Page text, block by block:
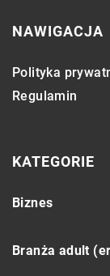
NAWIGACJA
Polityka
Regulamin
KATEGORIE
Biznes
Branża adult